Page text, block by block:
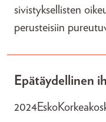
sivistyksellisten
perusteisiin
Epätäydellinen
2024